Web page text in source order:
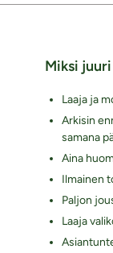
Miksi
Laaja ja
Arkisin
samana
Aina
Ilmainen
Paljon
Laaja